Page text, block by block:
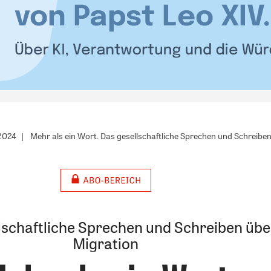
Mehr als ein Wort. Das gesellschaftliche Sprechen und
Sprechen und Schreiben
Migration